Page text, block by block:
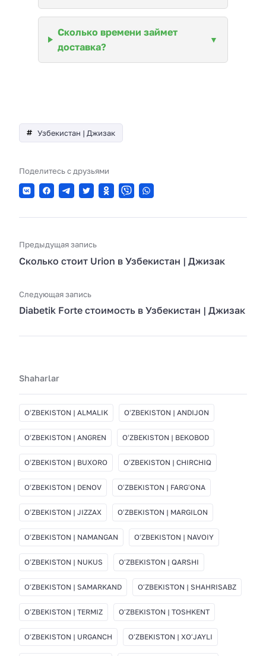
Сколько времени займет
доставка?
Узбекистан | Джизак
Поделитесь с друзьями
Предыдущая запись
Сколько стоит Urion в Узбекистан | Джизак
Следующая запись
Diabetik Forte стоимость в Узбекистан | Джизак
Shaharlar
OʻZBEKISTON | ALMALIK OʻZBEKISTON | ANDIJON
OʻZBEKISTON | ANGREN OʻZBEKISTON | BEKOBOD
OʻZBEKISTON | BUXORO OʻZBEKISTON | CHIRCHIQ
OʻZBEKISTON | DENOV OʻZBEKISTON | FARGʻONA
OʻZBEKISTON | JIZZAX OʻZBEKISTON | MARGILON
OʻZBEKISTON | NAMANGAN OʻZBEKISTON | NAVOIY
OʻZBEKISTON | NUKUS OʻZBEKISTON | QARSHI
OʻZBEKISTON | SAMARKAND OʻZBEKISTON | SHAHRISABZ
OʻZBEKISTON | TERMIZ OʻZBEKISTON | TOSHKENT
OʻZBEKISTON | URGANCH OʻZBEKISTON | XOʻJAYLI